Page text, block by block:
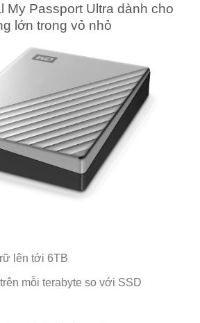
My Passport Ultra dành cho
lớn trong vỏ nhỏ
lên tới 6TB
mỗi terabyte so với SSD